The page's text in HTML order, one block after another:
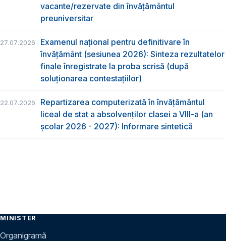
vacante/rezervate din învăţământul
preuniversitar
27.07.2026
Examenul național pentru definitivare în
învățământ (sesiunea 2026): Sinteza rezultatelor
finale înregistrate la proba scrisă (după
soluționarea contestațiilor)
22.07.2026
Repartizarea computerizată în învăţământul
liceal de stat a absolvenţilor clasei a VIII-a (an
școlar 2026 - 2027): Informare sintetică
MINISTER
Organigramă